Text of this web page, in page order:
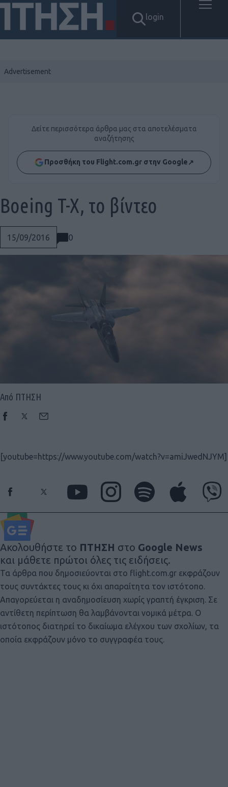
login
Δείτε περισσότερα άρθρα μας στα αποτελέσματα
αναζήτησης
Προσθήκη του Flight.com.gr στην Google↗
15/09/2016 0
Boeing T-X, το βίντεο
Από ΠΤΗΣΗ
[youtube=https://www.youtube.com/watch?v=amiJwedNJYM]
Ακολουθήστε το ΠΤΗΣΗ στο Google News
και μάθετε πρώτοι όλες τις ειδήσεις.
Τα άρθρα που δημοσιεύονται στο flight.com.gr εκφράζουν
τους συντάκτες τους κι όχι απαραίτητα τον ιστότοπο.
Απαγορεύεται η αναδημοσίευση χωρίς γραπτή έγκριση. Σε
αντίθετη περίπτωση θα λαμβάνονται νομικά μέτρα. Ο
ιστότοπος διατηρεί το δικαίωμα ελέγχου των σχολίων, τα
οποία εκφράζουν μόνο το συγγραφέα τους.